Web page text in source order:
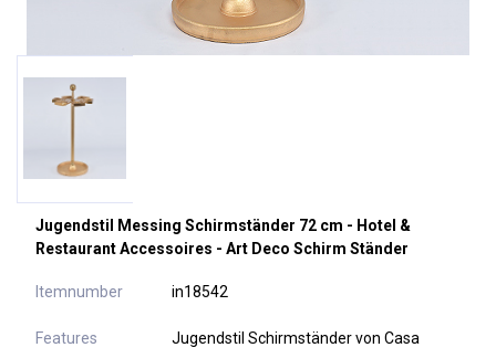
Jugendstil Messing Schirmständer 72 cm - Hotel &
Restaurant Accessoires - Art Deco Schirm Ständer
Itemnumber in18542
Features
Jugendstil Schirmständer von Casa